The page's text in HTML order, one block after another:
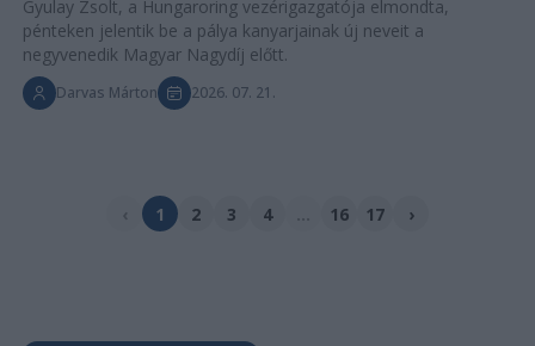
Gyulay Zsolt, a Hungaroring vezérigazgatója elmondta,
pénteken jelentik be a pálya kanyarjainak új neveit a
negyvenedik Magyar Nagydíj előtt.
Darvas Márton 2026. 07. 21.
‹ 1 2 3 4 16 17 ›